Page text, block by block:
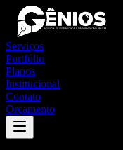
Serviços
Portfólio
Planos
Institucional
Contato
Orçamento